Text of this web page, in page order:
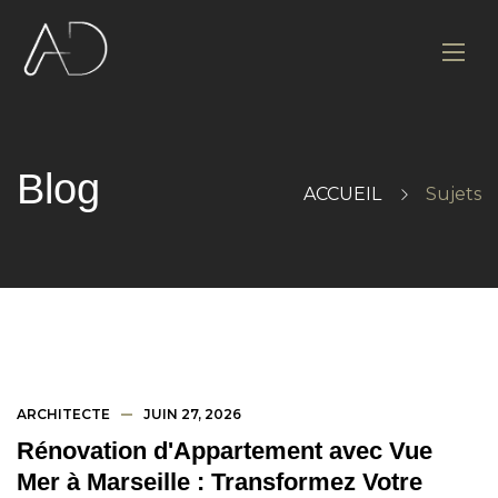
Blog ACCUEIL Sujets
ARCHITECTE JUIN 27, 2026
Rénovation d'Appartement avec Vue
Mer à Marseille : Transformez Votre